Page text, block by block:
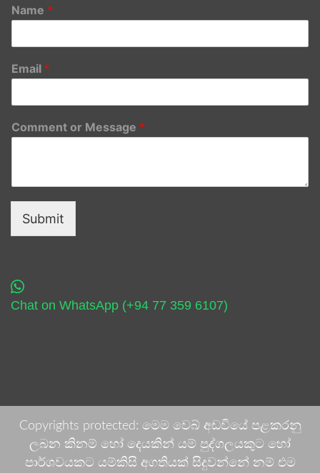
Name *
Email *
Comment or Message *
Submit
Chat on WhatsApp (+94 77 359 6107)
Copyrights protected: මෙම වෙබ් අඩවියේ පළකරනු
ලබන කිනම් හෝ දෙයකින් යම් පුද්ගලයකුට හෝ
පාර්ශවයකට යම්කිසි අගතියක් සිදුවන්නේ නම් එම